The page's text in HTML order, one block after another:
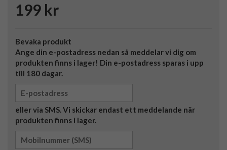
199 kr
Bevaka produkt
Ange din e-postadress nedan så meddelar vi dig om
produkten finns i lager! Din e-postadress sparas i upp
till 180 dagar.
eller via SMS. Vi skickar endast ett meddelande när
produkten finns i lager.